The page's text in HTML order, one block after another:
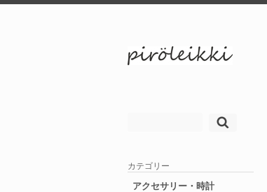
カテゴリー
アクセサリー・時計